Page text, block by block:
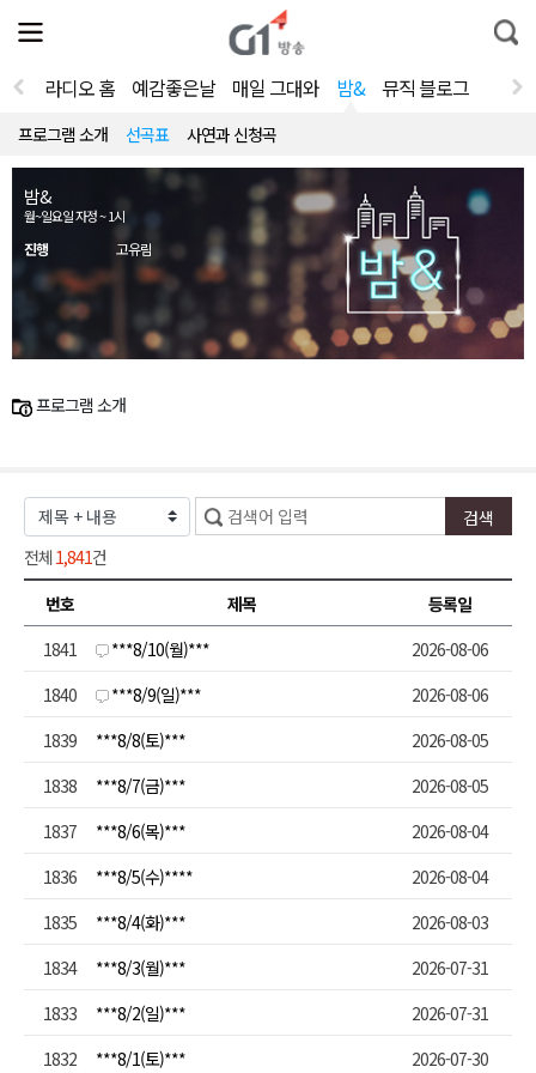
전
체
뉴
열
통
합
라디오 홈 예감좋은날 매일 그대와 밤& 뮤직 블로그
프로그램 소개 선곡표 사연과 신청곡
밤&
월~일요일 자정 ~ 1시
진행 고유림
프로그램 소개
전체 1,841건
번호
제목
등록일
1841
***8/10(월)***
2026-08-06
1840
***8/9(일)***
2026-08-06
1839
***8/8(토)***
2026-08-05
1838
***8/7(금)***
2026-08-05
1837
***8/6(목)***
2026-08-04
1836
***8/5(수)****
2026-08-04
1835
***8/4(화)***
2026-08-03
1834
***8/3(월)***
2026-07-31
1833
***8/2(일)***
2026-07-31
1832
***8/1(토)*** 2026-07-30